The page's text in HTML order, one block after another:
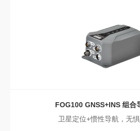
FOG100 GNSS+INS 组合
卫星定位+惯性导航，无